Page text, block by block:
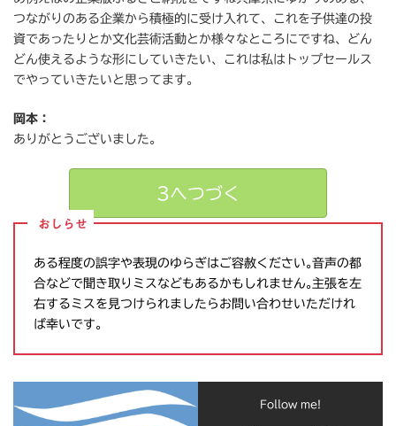
つながりのある企業から積極的に受け入れて、これを子供達の投
資であったりとか文化芸術活動とか様々なところにですね、どん
どん使えるような形にしていきたい、これは私はトップセールス
でやっていきたいと思ってます。
岡本：
ありがとうございました。
3へつづく
おしらせ
ある程度の誤字や表現のゆらぎはご容赦ください｡音声の都
合などで聞き取りミスなどもあるかもしれません｡主張を左
右するミスを見つけられましたらお問い合わせいただけれ
ば幸いです｡
Follow me!